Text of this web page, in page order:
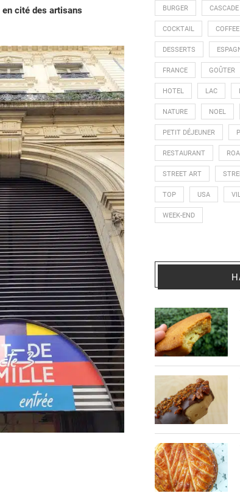
cité des artisans
BURGER CASCADE
COCKTAIL
DESSERTS
FRANCE GOÛTER
HOTEL LAC
NATURE NOEL
PETIT DÉJEUNER
RESTAURANT
STREET ART
TOP USA
WEEK-END